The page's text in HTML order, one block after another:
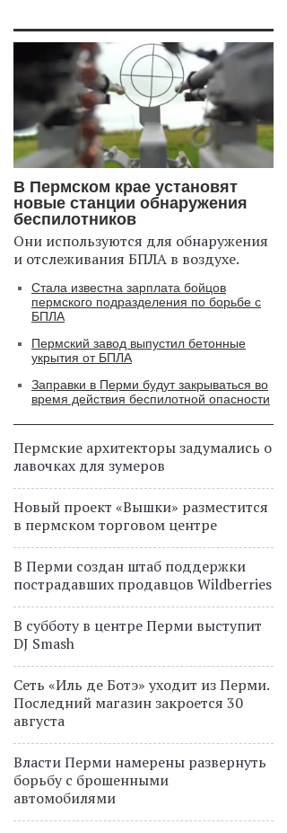
В Пермском крае установят
новые станции обнаружения
беспилотников
Они используются для обнаружения
и отслеживания БПЛА в воздухе.
Стала известна зарплата бойцов
пермского подразделения по борьбе с
БПЛА
Пермский завод выпустил бетонные
укрытия от БПЛА
Заправки в Перми будут закрываться во
время действия беспилотной опасности
Пермские архитекторы задумались о
лавочках для зумеров
Новый проект «Вышки» разместится
в пермском торговом центре
В Перми создан штаб поддержки
пострадавших продавцов Wildberries
В субботу в центре Перми выступит
DJ Smash
Сеть «Иль де Ботэ» уходит из Перми.
Последний магазин закроется 30
августа
Власти Перми намерены развернуть
борьбу с брошенными
автомобилями